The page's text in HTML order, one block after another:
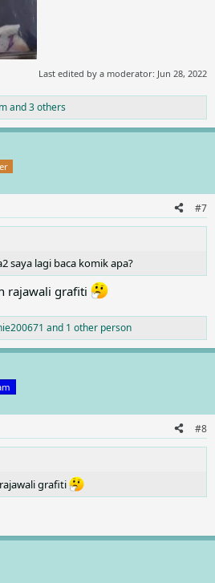
Last edited by a moderator: Jun 28, 2022
and 3 others
#7
saya lagi baca komik apa?
rajawali grafiti
and 1 other person
#8
grafiti